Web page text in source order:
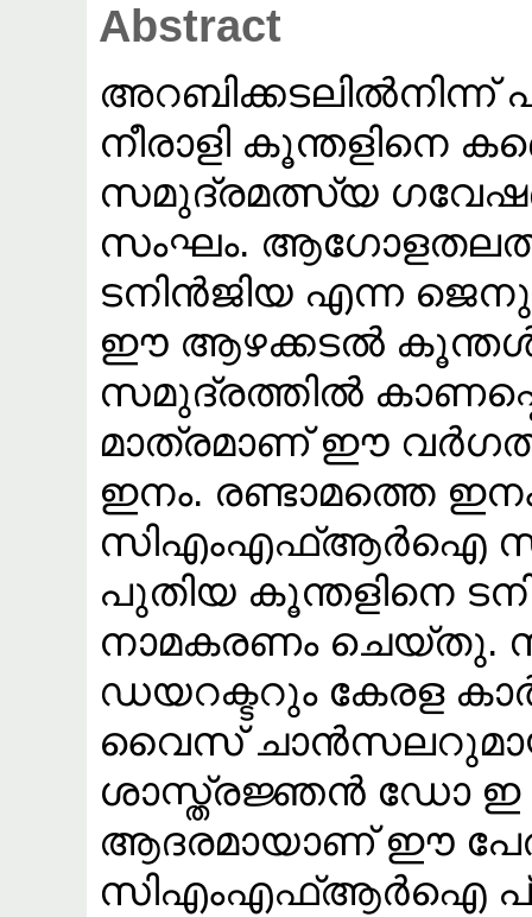
Abstract
നീരാളി കൂന്തളിനെ
സമുദ്രമത്സ്യ
സംഘം.
ടനിൻജിയ എന്ന
ഈ ആഴക്കടൽ കൂന്തൾ.
സമുദ്രത്തിൽ
മാത്രമാണ് ഈ
ഇനം. രണ്ടാമത്തെ
സിഎംഎഫ്ആർഐ
പുതിയ കൂന്തളിനെ
നാമകരണം
ഡയറക്ടറും കേരള
വൈസ്
ശാസ്ത്രജ്ഞൻ ഡോ ഇ
ആദരമായാണ് ഈ
സിഎംഎഫ്ആർഐ